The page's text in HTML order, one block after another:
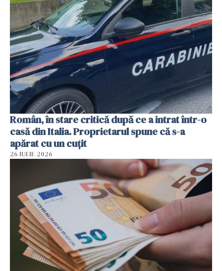
Român, în stare critică după ce a intrat într-o
casă din Italia. Proprietarul spune că s-a
apărat cu un cuțit
26 IULIE 2026